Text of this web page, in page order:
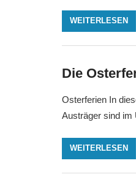
WEITERLESEN
Die
Osterferien In
Austräger sind im
WEITERLESEN